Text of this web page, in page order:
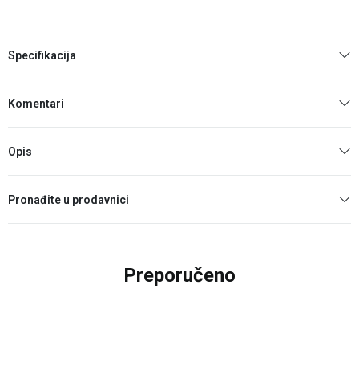
Specifikacija
Komentari
Opis
Pronađite u prodavnici
Preporučeno